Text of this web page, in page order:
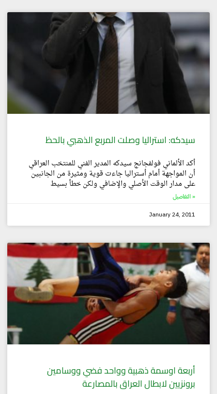
سيدكه: استراليا وصلت المربع الذهبي بالحظ
أكد الألماني فولفجانج سيدكه المدير الفني للمنتخب العراقي
أن المواجهة أمام أستراليا جاءت قوية ومثيرة من الجانبين
على مدار الوقت الأصلي والإضافي ولكن خطأ بسيط
التفاصيل »
January 24, 2011
أربعة اوسمة ذهبية وواحد فضي ووسامين
برونزيين لابطال العراق بالمصارعة